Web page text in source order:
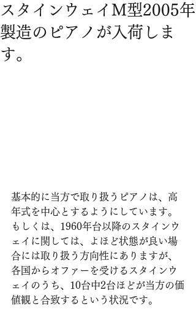
スタインウェイM型2005年
製造のピアノが入荷しま
す。
基本的に当方で取り扱うピアノは、高
年式を中心とするようにしています。
もしくは、1960年台以降のスタインウ
ェイに関しては、よほど状態が良い場
合には取り扱う方向性にありますが、
各国からオファーを受けるスタインウ
ェイのうち、10台中2台ほどが当方の価
値観と合致するという状況です。